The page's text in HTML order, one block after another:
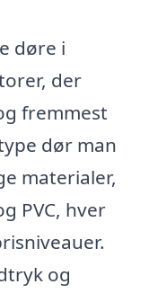
døre i
der
fremmest
dør man
materialer,
PVC, hver
og